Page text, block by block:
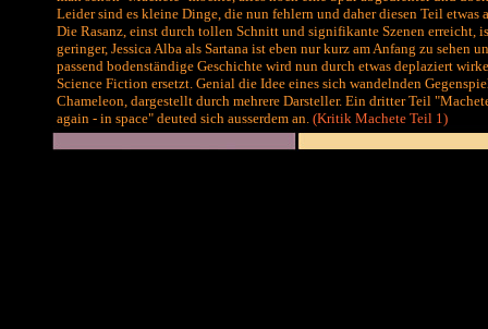
Leider sind es kleine Dinge, die nun fehlern und daher diesen Teil etwas
Die Rasanz, einst durch tollen Schnitt und signifikante Szenen erreicht,
geringer, Jessica Alba als Sartana ist eben nur kurz am Anfang zu sehen
passend bodenständige Geschichte wird nun durch etwas deplaziert
Science Fiction ersetzt. Genial die Idee eines sich wandelnden
Chameleon, dargestellt durch mehrere Darsteller. Ein dritter Teil
again - in space" deuted sich ausserdem an. (Kritik Machete Teil 1)